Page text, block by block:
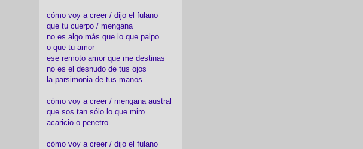
cómo voy a creer / dijo el fulano
que tu cuerpo / mengana
no es algo más que lo que palpo
o que tu amor
ese remoto amor que me destinas
no es el desnudo de tus ojos
la parsimonia de tus manos
cómo voy a creer / mengana austral
que sos tan sólo lo que miro
acaricio o penetro
cómo voy a creer / dijo el fulano